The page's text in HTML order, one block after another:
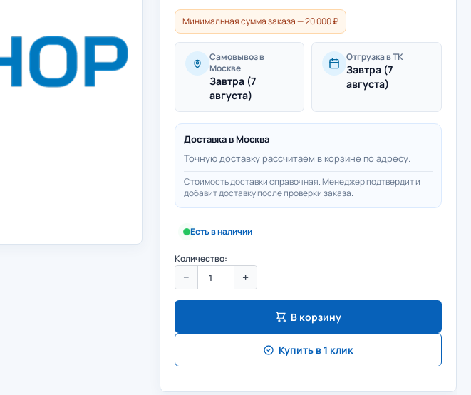
Минимальная сумма заказа — 20 000 ₽
Самовывоз в
Москве
Завтра (7
августа)
Отгрузка в ТК
Завтра (7
августа)
Доставка в Москва
Точную доставку рассчитаем в корзине по адресу.
Стоимость доставки справочная. Менеджер подтвердит и
добавит доставку после проверки заказа.
Есть в наличии
Количество:
− +
В корзину
Купить в 1 клик